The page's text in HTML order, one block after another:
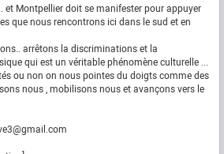
et Montpellier doit se manifester pour appuyer
que nous rencontrons ici dans le sud et en
arrêtons la discriminations et la
qui est un véritable phénomène culturelle ...
ou non on nous pointes du doigts comme des
nous , mobilisons nous et avançons vers le